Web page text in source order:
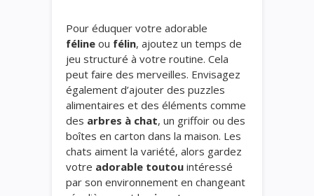
Pour éduquer votre adorable
féline ou félin, ajoutez un temps de
jeu structuré à votre routine. Cela
peut faire des merveilles. Envisagez
également d’ajouter des puzzles
alimentaires et des éléments comme
des arbres à chat, un griffoir ou des
boîtes en carton dans la maison. Les
chats aiment la variété, alors gardez
votre adorable toutou intéressé
par son environnement en changeant